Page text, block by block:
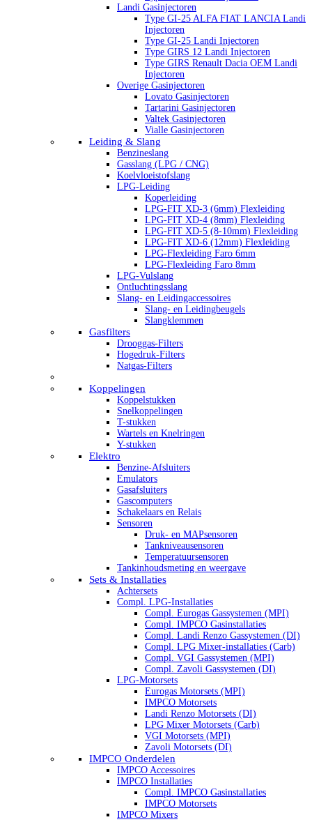
Landi Gasinjectoren
Type GI-25 ALFA FIAT LANCIA Landi
Injectoren
Type GI-25 Landi Injectoren
Type GIRS 12 Landi Injectoren
Type GIRS Renault Dacia OEM Landi
Injectoren
Overige Gasinjectoren
Lovato Gasinjectoren
Tartarini Gasinjectoren
Valtek Gasinjectoren
Vialle Gasinjectoren
Leiding & Slang
Benzineslang
Gasslang (LPG / CNG)
Koelvloeistofslang
LPG-Leiding
Koperleiding
LPG-FIT XD-3 (6mm) Flexleiding
LPG-FIT XD-4 (8mm) Flexleiding
LPG-FIT XD-5 (8-10mm) Flexleiding
LPG-FIT XD-6 (12mm) Flexleiding
LPG-Flexleiding Faro 6mm
LPG-Flexleiding Faro 8mm
LPG-Vulslang
Ontluchtingsslang
Slang- en Leidingaccessoires
Slang- en Leidingbeugels
Slangklemmen
Gasfilters
Drooggas-Filters
Hogedruk-Filters
Natgas-Filters
Koppelingen
Koppelstukken
Snelkoppelingen
T-stukken
Wartels en Knelringen
Y-stukken
Elektro
Benzine-Afsluiters
Emulators
Gasafsluiters
Gascomputers
Schakelaars en Relais
Sensoren
Druk- en MAPsensoren
Tankniveausensoren
Temperatuursensoren
Tankinhoudsmeting en weergave
Sets & Installaties
Achtersets
Compl. LPG-Installaties
Compl. Eurogas Gassystemen (MPI)
Compl. IMPCO Gasinstallaties
Compl. Landi Renzo Gassystemen (DI)
Compl. LPG Mixer-installaties (Carb)
Compl. VGI Gassystemen (MPI)
Compl. Zavoli Gassystemen (DI)
LPG-Motorsets
Eurogas Motorsets (MPI)
IMPCO Motorsets
Landi Renzo Motorsets (DI)
LPG Mixer Motorsets (Carb)
VGI Motorsets (MPI)
Zavoli Motorsets (DI)
IMPCO Onderdelen
IMPCO Accessoires
IMPCO Installaties
Compl. IMPCO Gasinstallaties
IMPCO Motorsets
IMPCO Mixers